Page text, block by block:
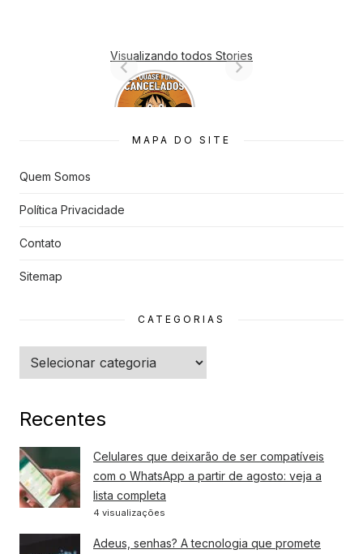
Visualizando todos Stories
7 Animes
que quase
s
MAPA DO SITE
Quem Somos
Política Privacidade
Contato
Sitemap
CATEGORIAS
Categorias
Recentes
Celulares que deixarão de ser compatíveis
com o WhatsApp a partir de agosto: veja a
lista completa
4 visualizações
Adeus, senhas? A tecnologia que promete